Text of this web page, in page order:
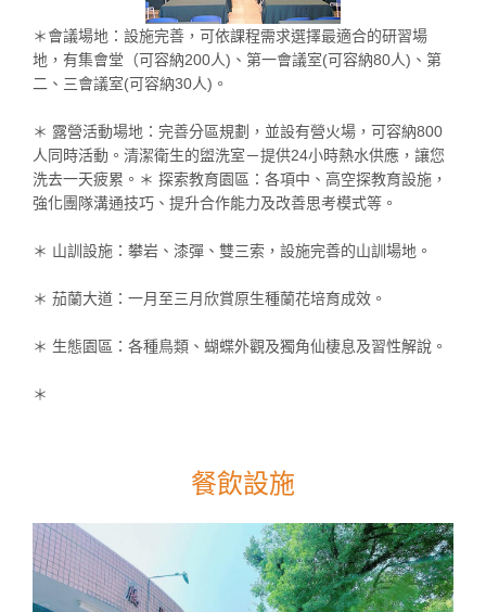
＊會議場地：設施完善，可依課程需求選擇最適合的研習場
地，有集會堂（可容納200人)、第一會議室(可容納80人)、第
二、三會議室(可容納30人)。
＊ 露營活動場地：完善分區規劃，並設有營火場，可容納800
人同時活動。清潔衛生的盥洗室－提供24小時熱水供應，讓您
洗去一天疲累。＊ 探索教育園區：各項中、高空探教育設施，
強化團隊溝通技巧、提升合作能力及改善思考模式等。
＊ 山訓設施：攀岩、漆彈、雙三索，設施完善的山訓場地。
＊ 茄蘭大道：一月至三月欣賞原生種蘭花培育成效。
＊ 生態園區：各種鳥類、蝴蝶外觀及獨角仙棲息及習性解說。
＊
餐飲設施